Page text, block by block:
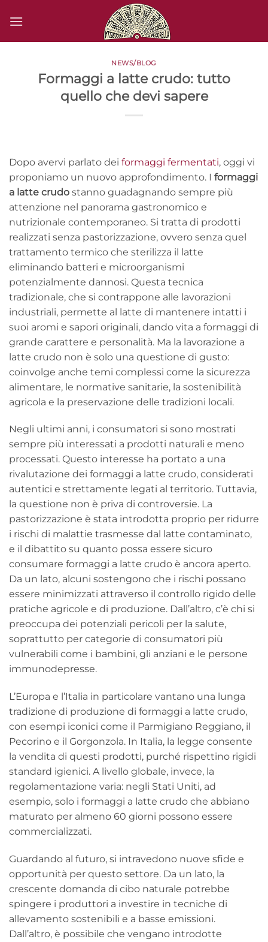
NEWS/BLOG
Formaggi a latte crudo: tutto
quello che devi sapere
Dopo avervi parlato dei formaggi fermentati, oggi vi
proponiamo un nuovo approfondimento. I formaggi
a latte crudo stanno guadagnando sempre più
attenzione nel panorama gastronomico e
nutrizionale contemporaneo. Si tratta di prodotti
realizzati senza pastorizzazione, ovvero senza quel
trattamento termico che sterilizza il latte
eliminando batteri e microorganismi
potenzialmente dannosi. Questa tecnica
tradizionale, che si contrappone alle lavorazioni
industriali, permette al latte di mantenere intatti i
suoi aromi e sapori originali, dando vita a formaggi di
grande carattere e personalità. Ma la lavorazione a
latte crudo non è solo una questione di gusto:
coinvolge anche temi complessi come la sicurezza
alimentare, le normative sanitarie, la sostenibilità
agricola e la preservazione delle tradizioni locali.
Negli ultimi anni, i consumatori si sono mostrati
sempre più interessati a prodotti naturali e meno
processati. Questo interesse ha portato a una
rivalutazione dei formaggi a latte crudo, considerati
autentici e strettamente legati al territorio. Tuttavia,
la questione non è priva di controversie. La
pastorizzazione è stata introdotta proprio per ridurre
i rischi di malattie trasmesse dal latte contaminato,
e il dibattito su quanto possa essere sicuro
consumare formaggi a latte crudo è ancora aperto.
Da un lato, alcuni sostengono che i rischi possano
essere minimizzati attraverso il controllo rigido delle
pratiche agricole e di produzione. Dall’altro, c’è chi si
preoccupa dei potenziali pericoli per la salute,
soprattutto per categorie di consumatori più
vulnerabili come i bambini, gli anziani e le persone
immunodepresse.
L’Europa e l’Italia in particolare vantano una lunga
tradizione di produzione di formaggi a latte crudo,
con esempi iconici come il Parmigiano Reggiano, il
Pecorino e il Gorgonzola. In Italia, la legge consente
la vendita di questi prodotti, purché rispettino rigidi
standard igienici. A livello globale, invece, la
regolamentazione varia: negli Stati Uniti, ad
esempio, solo i formaggi a latte crudo che abbiano
maturato per almeno 60 giorni possono essere
commercializzati.
Guardando al futuro, si intravedono nuove sfide e
opportunità per questo settore. Da un lato, la
crescente domanda di cibo naturale potrebbe
spingere i produttori a investire in tecniche di
allevamento sostenibili e a basse emissioni.
Dall’altro, è possibile che vengano introdotte